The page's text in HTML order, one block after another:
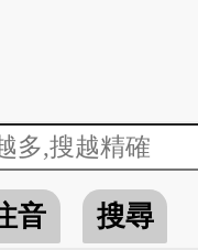
音 搜尋